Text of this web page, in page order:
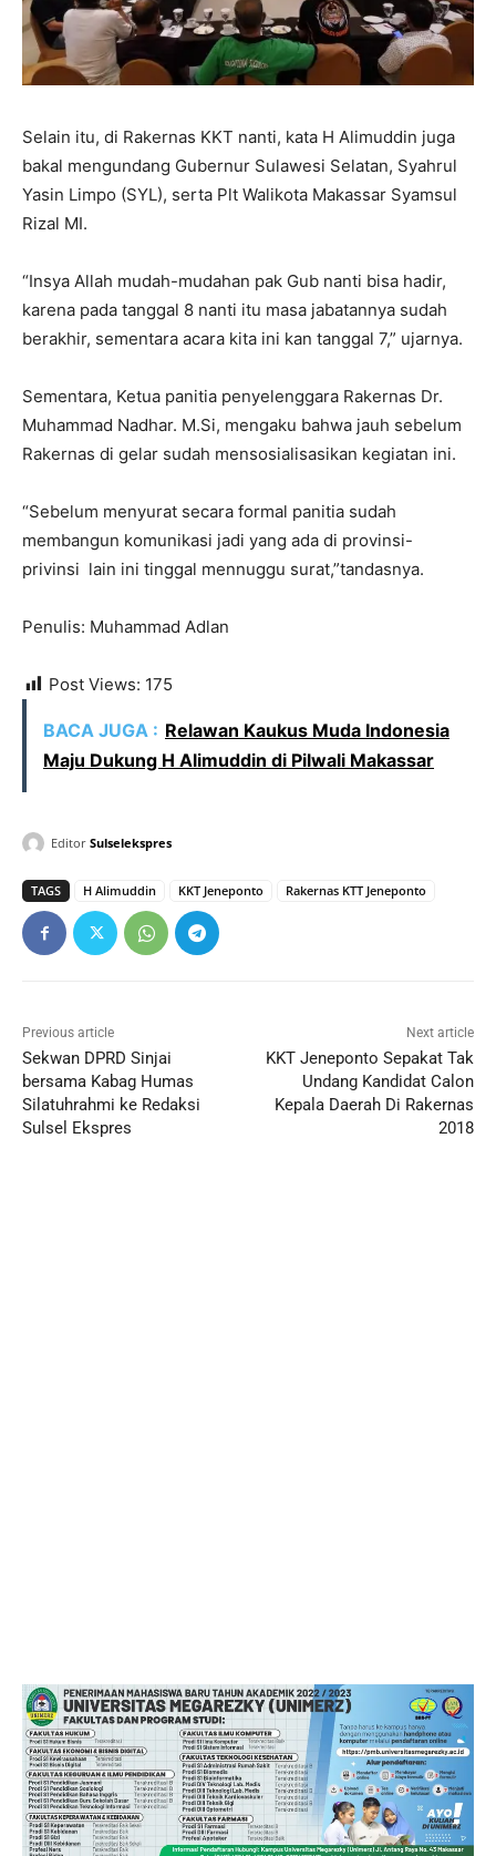
Selain itu, di Rakernas KKT nanti, kata H Alimuddin juga
bakal mengundang Gubernur Sulawesi Selatan, Syahrul
Yasin Limpo (SYL), serta Plt Walikota Makassar Syamsul
Rizal MI.
“Insya Allah mudah-mudahan pak Gub nanti bisa hadir,
karena pada tanggal 8 nanti itu masa jabatannya sudah
berakhir, sementara acara kita ini kan tanggal 7,” ujarnya.
Sementara, Ketua panitia penyelenggara Rakernas Dr.
Muhammad Nadhar. M.Si, mengaku bahwa jauh sebelum
Rakernas di gelar sudah mensosialisasikan kegiatan ini.
“Sebelum menyurat secara formal panitia sudah
membangun komunikasi jadi yang ada di provinsi-
privinsi lain ini tinggal mennuggu surat,”tandasnya.
Penulis: Muhammad Adlan
Post Views: 175
BACA JUGA : Relawan Kaukus Muda Indonesia
Maju Dukung H Alimuddin di Pilwali Makassar
Editor Sulselekspres
TAGS H Alimuddin KKT Jeneponto Rakernas KTT Jeneponto
Previous article
Sekwan DPRD Sinjai
bersama Kabag Humas
Silatuhrahmi ke Redaksi
Sulsel Ekspres
Next article
KKT Jeneponto Sepakat Tak
Undang Kandidat Calon
Kepala Daerah Di Rakernas
2018